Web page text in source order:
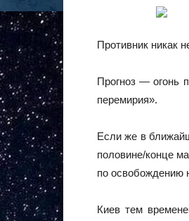
Противник никак
Прогноз — огонь
перемирия».
Если же в
половине/конце
по освобождению
Киев тем